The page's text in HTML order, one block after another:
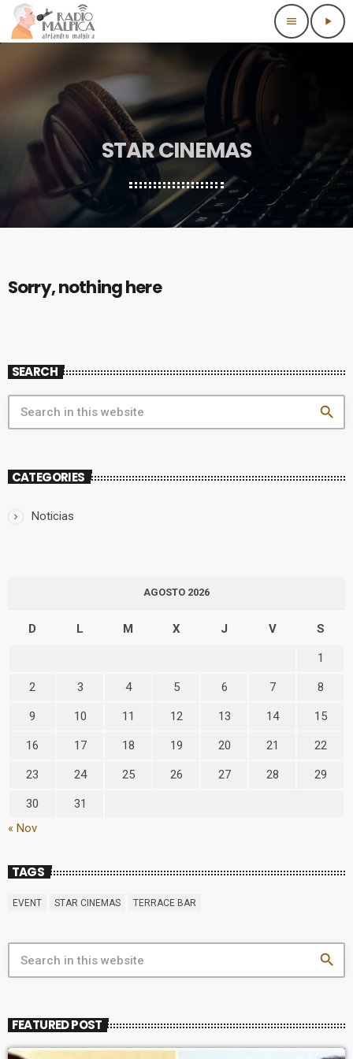
menu play_arrow
STAR CINEMAS
Sorry, nothing here
SEARCH
search
CATEGORIES
Noticias
AGOSTO 2026
D L M X J V S
1
2 3 4 5 6 7 8
9 10 11 12 13 14 15
16 17 18 19 20 21 22
23 24 25 26 27 28 29
30
31
« Nov
TAGS
EVENT STAR CINEMAS TERRACE BAR
search
FEATURED POST